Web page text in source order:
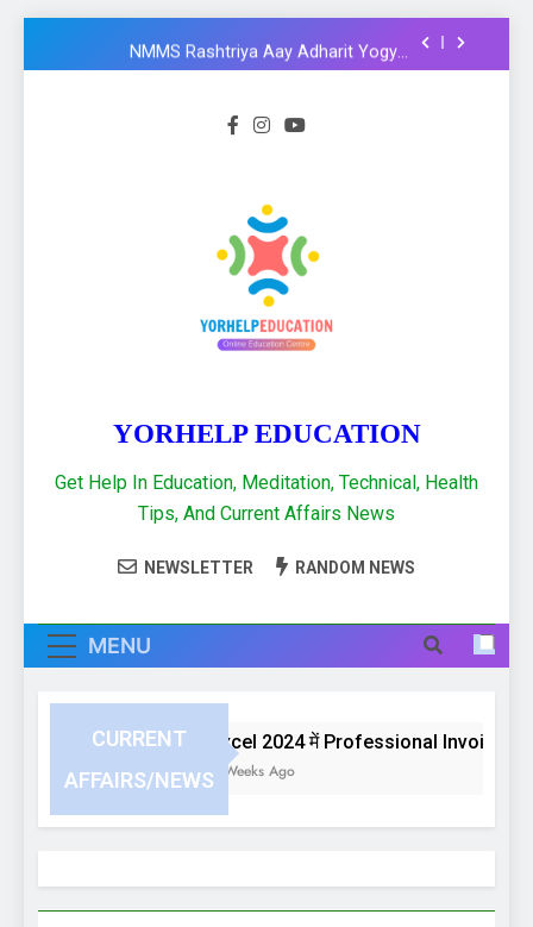
NMMS Rashtriya Aay Adharit Yogyta
chhatravratti Pariksha 2025-26: Know
get CCC certificate in 2024
Financial Functions in Excel 2021: Excel
Formula और Functions in Hindi
NMMS Rashtriya Aay Adharit Yogyta
chhatravratti Pariksha 2025-26: Know
important steps to apply
CCC Course: Know All important details to
get CCC certificate in 2024
YORHELP EDUCATION
Get Help In Education, Meditation, Technical, Health
Tips, And Current Affairs News
NEWSLETTER RANDOM NEWS
MENU
CURRENT
AFFAIRS/NEWS
Excel 2024 में Professional Invoice या
3 Weeks Ago